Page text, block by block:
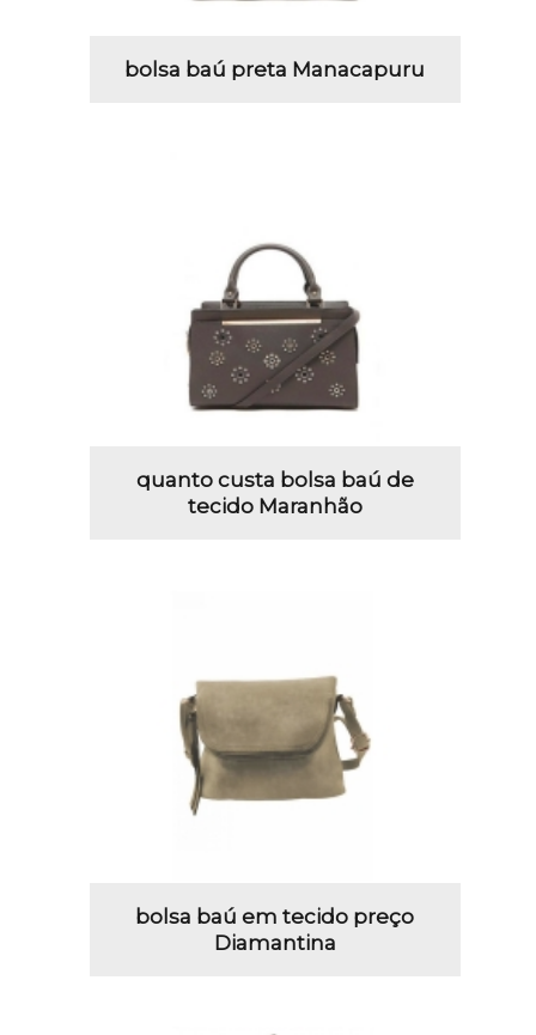
bolsa baú preta Manacapuru
quanto custa bolsa baú de
tecido Maranhão
bolsa baú em tecido preço
Diamantina